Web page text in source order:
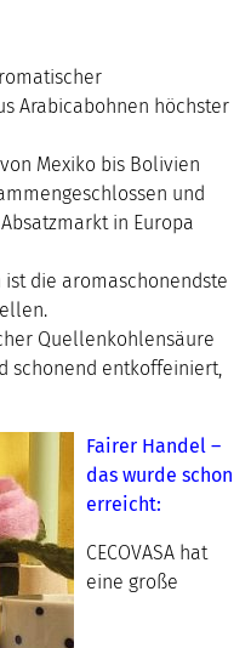
Arabicabohnen höchster
Mexiko bis Bolivien
und
in Europa
die aromaschonendste
Quellenkohlensäure
schonend entkoffeiniert,
Fairer Handel –
das wurde schon
erreicht:
CECOVASA hat
eine große